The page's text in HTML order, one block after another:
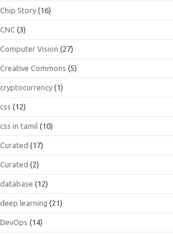
Chip Story (16)
CNC (3)
Computer Vision (27)
Creative Commons (5)
cryptocurrency (1)
css (12)
css in tamil (10)
Curated (17)
Curated (2)
database (12)
deep learning (21)
DevOps (14)